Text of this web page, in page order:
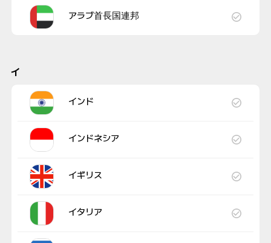
アラブ首長国連邦
イ
インド
インドネシア
イギリス
イタリア